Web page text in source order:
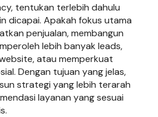
tentukan terlebih dahulu
dicapai. Apakah fokus utama
penjualan, membangun
lebih banyak leads,
atau memperkuat
Dengan tujuan yang jelas,
strategi yang lebih terarah
layanan yang sesuai